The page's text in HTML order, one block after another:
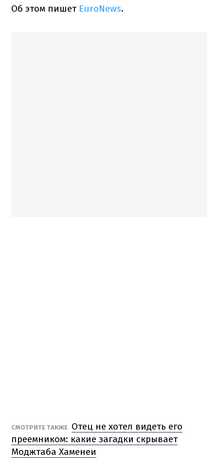
Об этом пишет EuroNews.
СМОТРИТЕ ТАКЖЕ Отец не хотел видеть его
преемником: какие загадки скрывает
Моджтаба Хаменеи